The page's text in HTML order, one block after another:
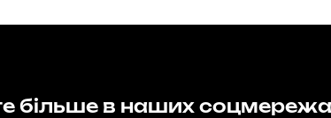
більше в наших